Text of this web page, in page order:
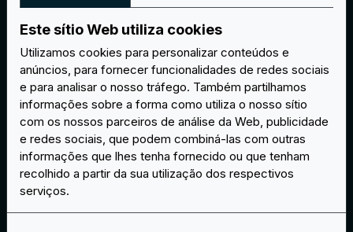
Crie o seu projeto
Perguntas e respostas
Este sítio Web utiliza cookies
Utilizamos cookies para personalizar conteúdos e
anúncios, para fornecer funcionalidades de redes sociais
e para analisar o nosso tráfego. Também partilhamos
informações sobre a forma como utiliza o nosso sítio
com os nossos parceiros de análise da Web, publicidade
e redes sociais, que podem combiná-las com outras
informações que lhes tenha fornecido ou que tenham
recolhido a partir da sua utilização dos respectivos
serviços.